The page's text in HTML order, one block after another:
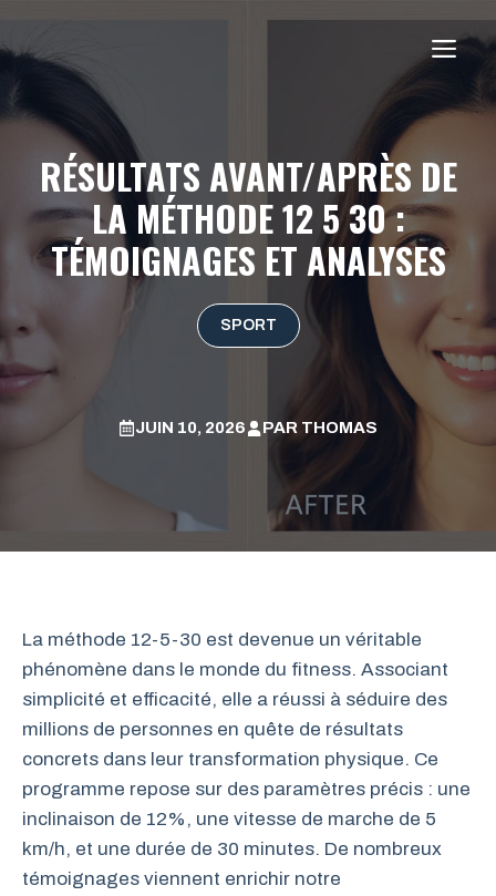
au
contenu
RÉSULTATS AVANT/APRÈS DE
LA MÉTHODE 12 5 30 :
TÉMOIGNAGES ET ANALYSES
SPORT
JUIN 10, 2026 PAR THOMAS
La méthode 12-5-30 est devenue un véritable
phénomène dans le monde du fitness. Associant
simplicité et efficacité, elle a réussi à séduire des
millions de personnes en quête de résultats
concrets dans leur transformation physique. Ce
programme repose sur des paramètres précis : une
inclinaison de 12%, une vitesse de marche de 5
km/h, et une durée de 30 minutes. De nombreux
témoignages viennent enrichir notre